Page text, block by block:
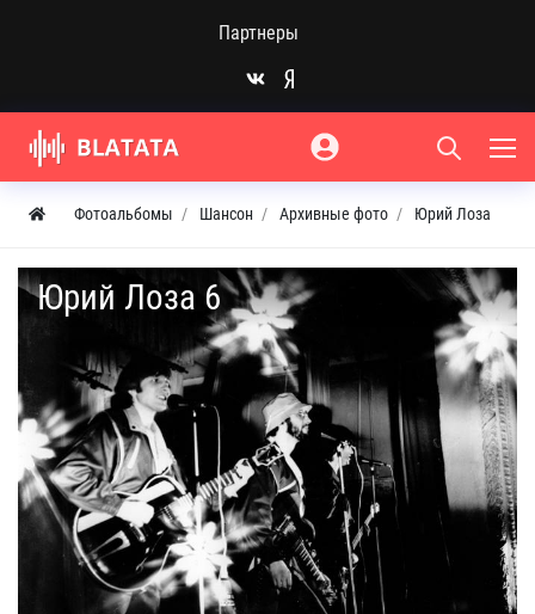
Партнеры
Фотоальбомы Шансон Архивные фото Юрий Лоза
Юрий Лоза 6